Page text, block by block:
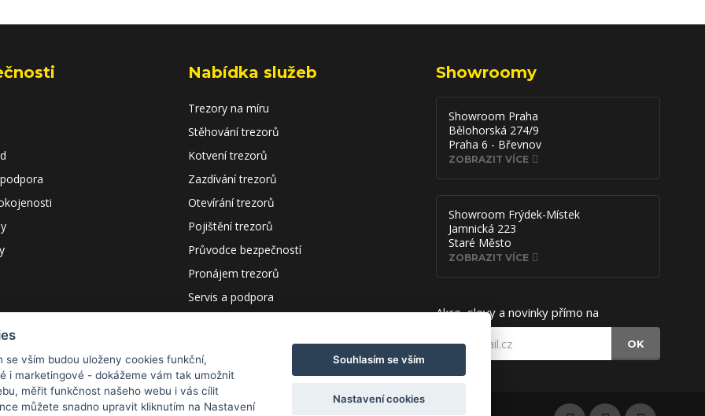
Nabídka služeb
Trezory na míru
Stěhování trezorů
Kotvení trezorů
Zazdívání trezorů
Otevírání trezorů
Pojištění trezorů
Průvodce bezpečností
Pronájem trezorů
Servis a podpora
Showroomy
Showroom Praha
Bělohorská 274/9
Praha 6 - Břevnov
ZOBRAZIT VÍCE
Showroom Frýdek-Místek
Jamnická 223
Staré Město
ZOBRAZIT VÍCE
Akce, slevy a novinky přímo na
OK
r.o.
se vším budou uloženy cookies funkční,
i marketingové - dokážeme vám tak umožnit
měřit funkčnost našeho webu i vás cílit
můžete snadno upravit kliknutím na Nastavení
Souhlasím se vším
Nastavení cookies